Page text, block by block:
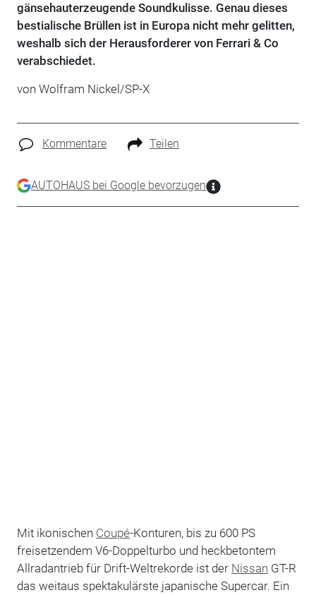
gänsehauterzeugende Soundkulisse. Genau dieses
bestialische Brüllen ist in Europa nicht mehr gelitten,
weshalb sich der Herausforderer von Ferrari & Co
verabschiedet.
von Wolfram Nickel/SP-X
Kommentare Teilen
AUTOHAUS bei Google bevorzugen
Mit ikonischen Coupé-Konturen, bis zu 600 PS
freisetzendem V6-Doppelturbo und heckbetontem
Allradantrieb für Drift-Weltrekorde ist der Nissan GT-R
das weitaus spektakulärste japanische Supercar. Ein